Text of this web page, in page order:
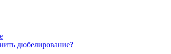
дюбелирование?